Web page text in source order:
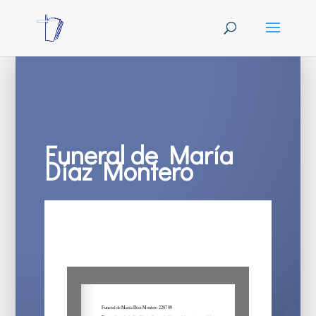
Funeral de María
Díaz Montero